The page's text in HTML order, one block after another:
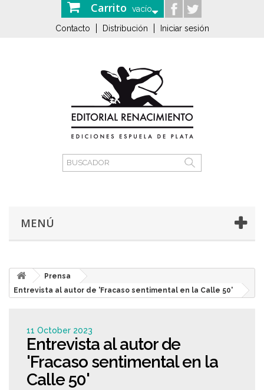
Carrito vacío
Contacto Distribución Iniciar sesión
MENÚ
Prensa
Entrevista al autor de 'Fracaso sentimental en la Calle 50'
11 October 2023
Entrevista al autor de
'Fracaso sentimental en la
Calle 50'